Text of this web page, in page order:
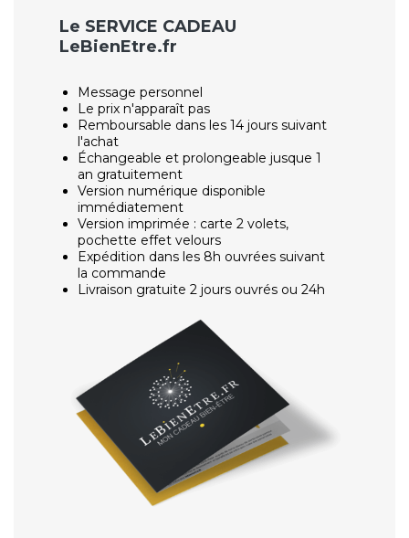
Le SERVICE CADEAU
LeBienEtre.fr
Message personnel
Le prix n'apparaît pas
Remboursable dans les 14 jours suivant
l'achat
Échangeable et prolongeable jusque 1
an gratuitement
Version numérique disponible
immédiatement
Version imprimée : carte 2 volets,
pochette effet velours
Expédition dans les 8h ouvrées suivant
la commande
Livraison gratuite 2 jours ouvrés ou 24h